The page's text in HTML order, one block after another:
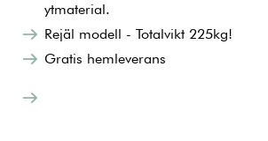
ytmaterial.
Rejäl modell - Totalvikt 225kg!
Gratis hemleverans